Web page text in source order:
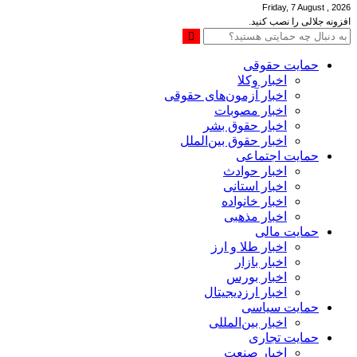
Friday, 7 August , 2026
افزونه جلالی را نصب کنید.
حمایت حقوقی
اخبار وکلا
اخبار آزمون‌های حقوقی
اخبار مصوبات
اخبار حقوق بشر
اخبار حقوق بین‌الملل
حمایت اجتماعی
اخبار حوادث
اخبار استانی
اخبار خانواده
اخبار مذهبی
حمایت مالی
اخبار طلا و ارز
اخبار بازار
اخبار بورس
اخبار ارزدیجیتال
حمایت سیاسی
اخبار بین‌المللی
حمایت تجاری
اخبار صنعت